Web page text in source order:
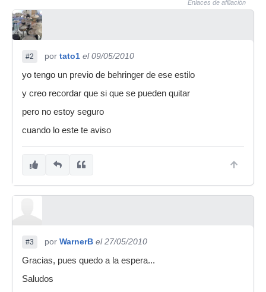
Enlaces de afiliación
#2 por tato1 el 09/05/2010
yo tengo un previo de behringer de ese estilo
y creo recordar que si que se pueden quitar
pero no estoy seguro
cuando lo este te aviso
#3 por WarnerB el 27/05/2010
Gracias, pues quedo a la espera...
Saludos